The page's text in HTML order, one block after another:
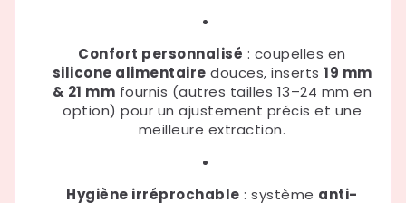
Confort personnalisé : coupelles en
silicone alimentaire douces, inserts 19 mm
& 21 mm fournis (autres tailles 13–24 mm en
option) pour un ajustement précis et une
meilleure extraction.
Hygiène irréprochable : système anti-